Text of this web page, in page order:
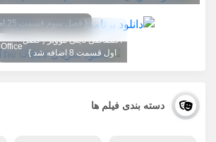
{ فصل سوم قسمت 25 اضافه شد }
تگ تصویر عوض شد 1080
اختصاصی تاینی موویز { فصل
اول قسمت 8 اضافه شد }
The
Office
دسته بندی فیلم ها